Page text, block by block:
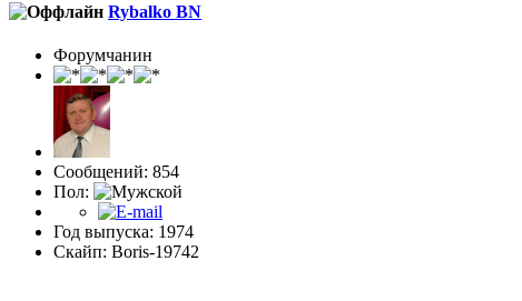
Rybalko BN
Форумчанин
Сообщений: 854
Пол:
Год выпуска: 1974
Скайп: Boris-19742